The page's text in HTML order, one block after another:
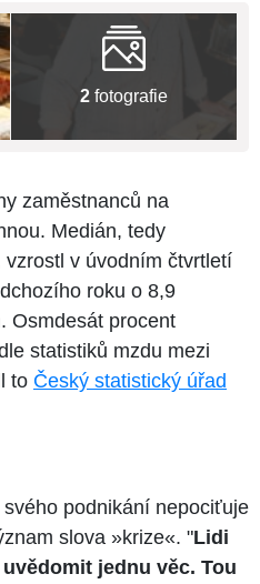
2 fotografie
zaměstnanců na
Medián, tedy
v úvodním čtvrtletí
roku o 8,9
Osmdesát procent
statistiků mzdu mezi
to Český statistický úřad
podnikání nepociťuje
slova »krize«. "Lidi
jednu věc. Tou